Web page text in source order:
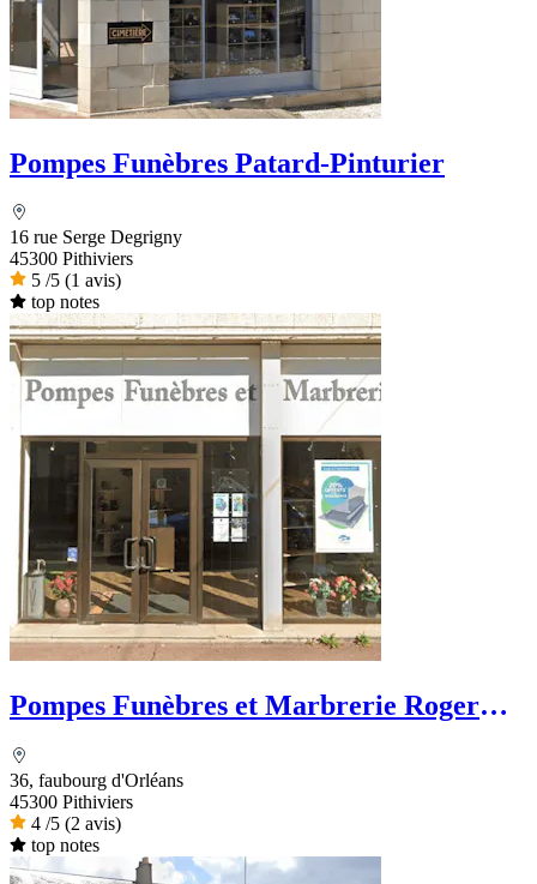
Pompes Funèbres Patard-Pinturier
16 rue Serge Degrigny
45300 Pithiviers
5 /5 (1 avis)
top notes
Pompes Funèbres et Marbrerie Roger
36, faubourg d'Orléans
45300 Pithiviers
4 /5 (2 avis)
top notes